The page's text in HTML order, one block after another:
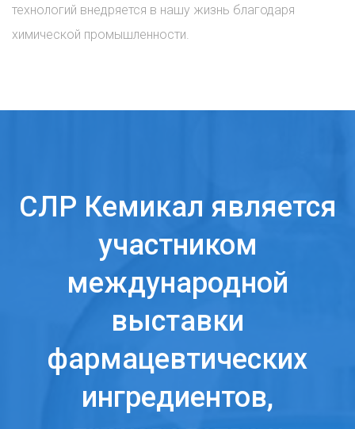
технологий внедряется в нашу жизнь благодаря
химической промышленности.
СЛР Кемикал является
участником
международной
выставки
фармацевтических
ингредиентов,